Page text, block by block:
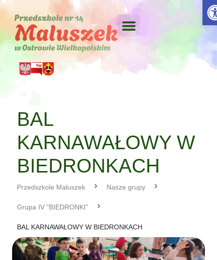
BAL
KARNAWAŁOWY W
BIEDRONKACH
Przedszkole Maluszek Nasze grupy
Grupa IV "BIEDRONKI"
BAL KARNAWAŁOWY W BIEDRONKACH